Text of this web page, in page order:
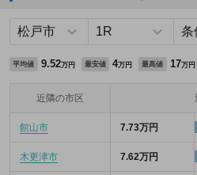
平均値 9.52万円 最安値 4万円 最高値 17万円
近隣の市区
館山市 7.73万円
木更津市 7.62万円